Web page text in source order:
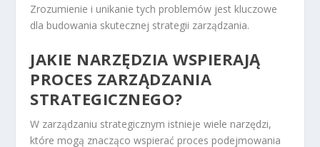
Zrozumienie i unikanie tych problemów jest kluczowe
dla budowania skutecznej strategii zarządzania.
JAKIE NARZĘDZIA WSPIERAJĄ
PROCES ZARZĄDZANIA
STRATEGICZNEGO?
W zarządzaniu strategicznym istnieje wiele narzędzi,
które mogą znacząco wspierać proces podejmowania